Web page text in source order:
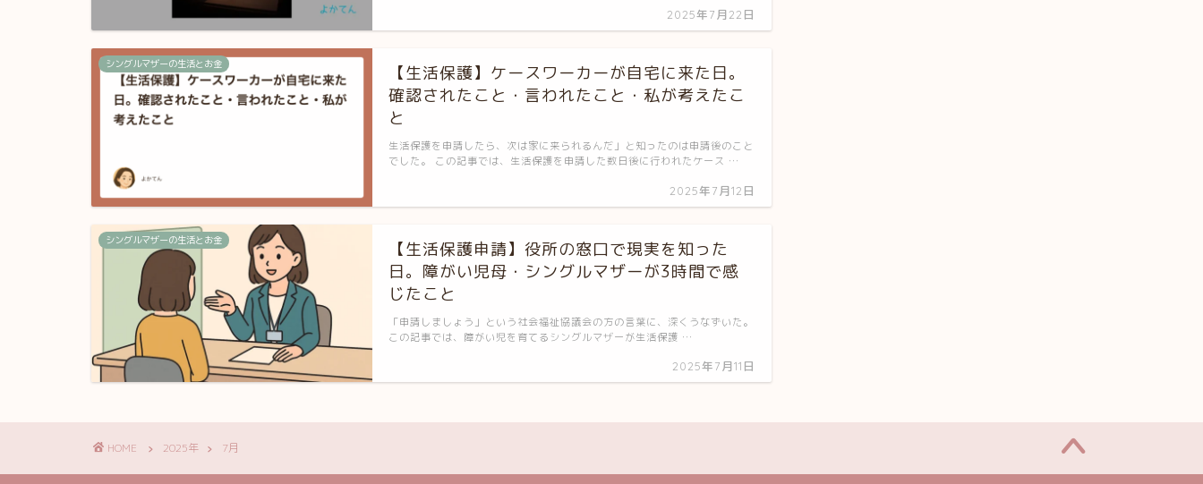
2025年7月22日
シングルマザーの生活とお金
【生活保護】ケースワーカーが自宅に来た日。
確認されたこと・言われたこと・私が考えたこ
と
2025年7月12日
生活保護を申請したら、次は家に来られるんだ」と知ったのは申請後のこと
でした。 この記事では、生活保護を申請した数日後に行われたケース …
シングルマザーの生活とお金
【生活保護申請】役所の窓口で現実を知った
日。障がい児母・シングルマザーが3時間で感
じたこと
2025年7月11日
「申請しましょう」という社会福祉協議会の方の言葉に、深くうなずいた。
この記事では、障がい児を育てるシングルマザーが生活保護 …
HOME 2025年 7月